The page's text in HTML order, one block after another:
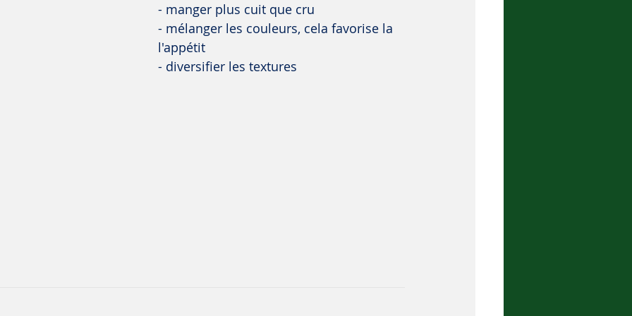
- manger plus cuit que cru
- mélanger les couleurs, cela favorise la
l'appétit
- diversifier les textures